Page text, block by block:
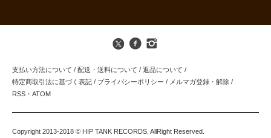
支払い方法について / 配送・送料について / 返品について /
特定商取引法に基づく表記 / プライバシーポリシー / メルマガ登録・解除 /
RSS ・ ATOM
Copyright 2013-2018 © HIP TANK RECORDS. AllRight Reserved.